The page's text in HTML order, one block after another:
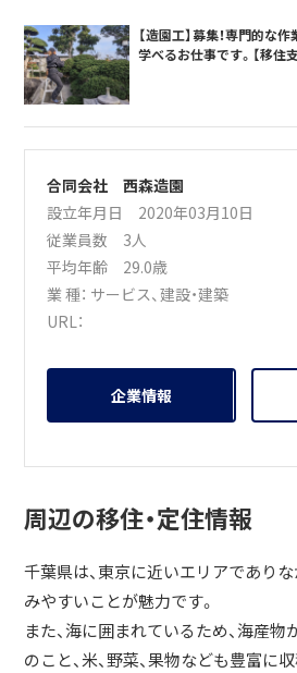
【造園工】募集！専門的な
学べるお仕事です。【移住
合同会社 西森造園
設立年月日 2020年03月10日
従業員数 3人
平均年齢 29.0歳
業 種： サービス、建設・建築
URL：
企業情報
周辺の移住・定住情報
千葉県は、東京に近いエリアであり
みやすいことが魅力です。
また、海に囲まれているため、海産
のこと、米、野菜、果物なども豊富に